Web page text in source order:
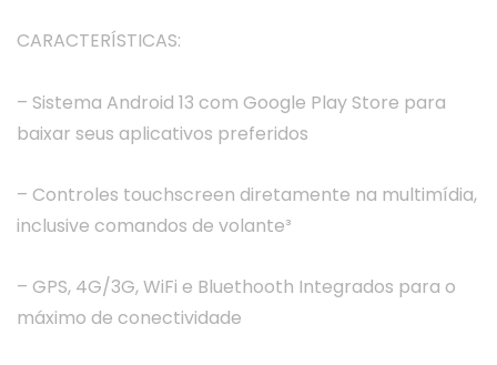
CARACTERÍSTICAS:
– Sistema Android 13 com Google Play Store para
baixar seus aplicativos preferidos
– Controles touchscreen diretamente na multimídia,
inclusive comandos de volante³
– GPS, 4G/3G, WiFi e Bluethooth Integrados para o
máximo de conectividade